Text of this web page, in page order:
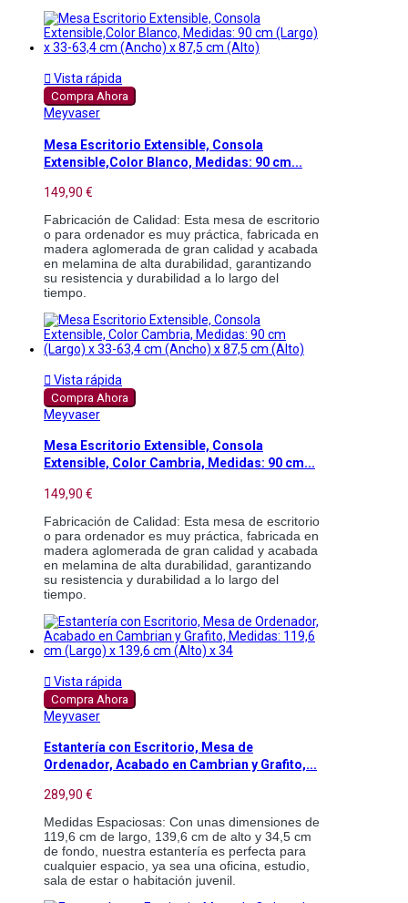
 Vista rápida
Compra Ahora
Meyvaser
Mesa Escritorio Extensible, Consola
Extensible,Color Blanco, Medidas: 90 cm...
149,90 €
Fabricación de Calidad: Esta mesa de escritorio
o para ordenador es muy práctica, fabricada en
madera aglomerada de gran calidad y acabada
en melamina de alta durabilidad, garantizando
su resistencia y durabilidad a lo largo del
tiempo.
 Vista rápida
Compra Ahora
Meyvaser
Mesa Escritorio Extensible, Consola
Extensible, Color Cambria, Medidas: 90 cm...
149,90 €
Fabricación de Calidad: Esta mesa de escritorio
o para ordenador es muy práctica, fabricada en
madera aglomerada de gran calidad y acabada
en melamina de alta durabilidad, garantizando
su resistencia y durabilidad a lo largo del
tiempo.
 Vista rápida
Compra Ahora
Meyvaser
Estantería con Escritorio, Mesa de
Ordenador, Acabado en Cambrian y Grafito,...
289,90 €
Medidas Espaciosas: Con unas dimensiones de
119,6 cm de largo, 139,6 cm de alto y 34,5 cm
de fondo, nuestra estantería es perfecta para
cualquier espacio, ya sea una oficina, estudio,
sala de estar o habitación juvenil.